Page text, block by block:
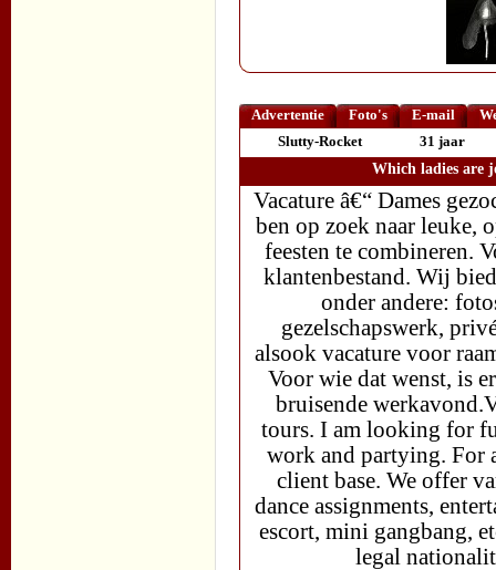
Advertentie Foto's E-mail
Slutty-Rocket
31 jaar
Which ladies are
Vacature â€“ Dames
ben op zoek naar leuke,
feesten te combineren.
klantenbestand. Wij
onder andere:
gezelschapswerk,
alsook vacature voor
Voor wie dat wenst, is
bruisende
tours. I am looking for
work and partying. For
client base. We offer
dance assignments,
escort, mini gangbang,
legal